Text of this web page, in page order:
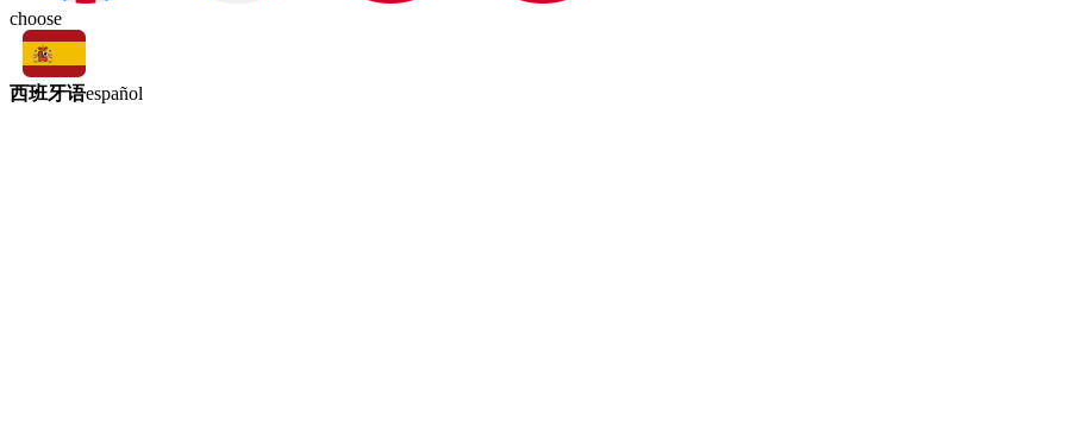
choose
西班牙语español